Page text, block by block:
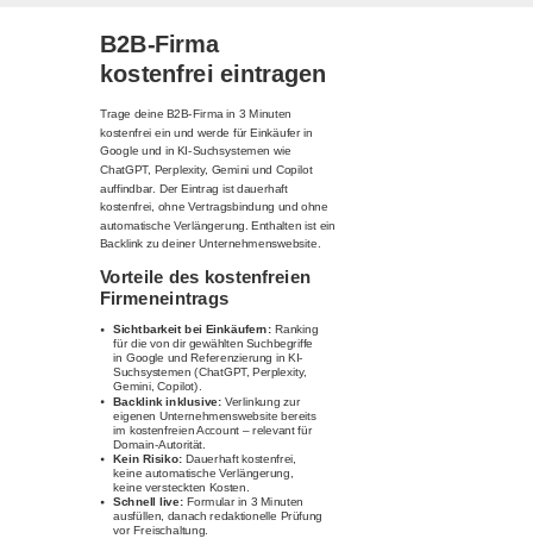
B2B-Firma
kostenfrei eintragen
Trage deine B2B-Firma in 3 Minuten
kostenfrei ein und werde für Einkäufer in
Google und in KI-Suchsystemen wie
ChatGPT, Perplexity, Gemini und Copilot
auffindbar. Der Eintrag ist dauerhaft
kostenfrei, ohne Vertragsbindung und ohne
automatische Verlängerung. Enthalten ist ein
Backlink zu deiner Unternehmenswebsite.
Vorteile des kostenfreien
Firmeneintrags
Sichtbarkeit bei Einkäufern: Ranking
für die von dir gewählten Suchbegriffe
in Google und Referenzierung in KI-
Suchsystemen (ChatGPT, Perplexity,
Gemini, Copilot).
Backlink inklusive: Verlinkung zur
eigenen Unternehmenswebsite bereits
im kostenfreien Account – relevant für
Domain-Autorität.
Kein Risiko: Dauerhaft kostenfrei,
keine automatische Verlängerung,
keine versteckten Kosten.
Schnell live: Formular in 3 Minuten
ausfüllen, danach redaktionelle Prüfung
vor Freischaltung.